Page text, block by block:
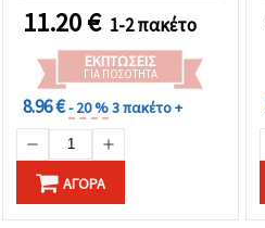
11.20€ 1-2 πακέτο
ΕΚΠΤΏΣΕΙΣ
ΓΙΑ ΠΟΣΌΤΗΤΑ
8.96 €- 20 %3 πακέτο +
ΑΓΟΡΆ